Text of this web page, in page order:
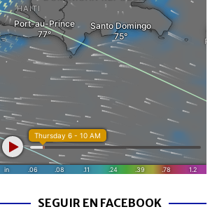
SEGUIR EN FACEBOOK